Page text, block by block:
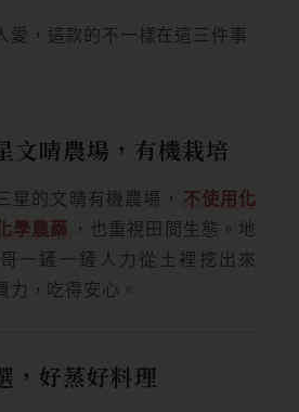
愛，這款的不一樣在這三件事
文晴農場，有機栽培
星的文晴有機農場， 不使用化
學農藥 ，也重視田間生態。地
一鏟一鏟人力從土裡挖出來
力，吃得安心。
，好蒸好料理